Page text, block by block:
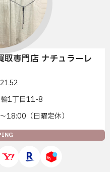
取専門店 ナチュラーレ
1丁目11-8
（日曜定休）